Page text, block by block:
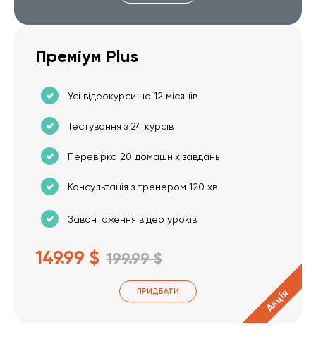
Преміум Plus
Усі відеокурси на 12 місяців
Тестування з 24 курсів
Перевірка 20 домашніх завдань
Консультація з тренером 120 хв
Завантаження відео уроків
149.99 $ 199.99 $
ПРИДБАТИ Акція